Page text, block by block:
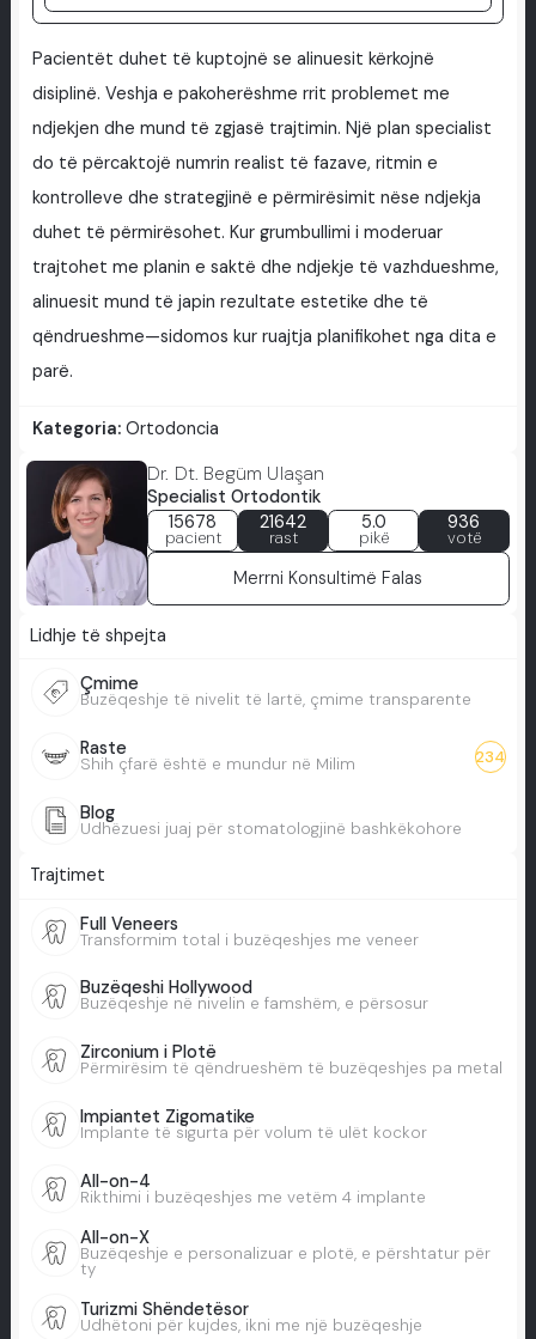
Pacientët duhet të kuptojnë se alinuesit kërkojnë
disiplinë. Veshja e pakoherëshme rrit problemet me
ndjekjen dhe mund të zgjasë trajtimin. Një plan specialist
do të përcaktojë numrin realist të fazave, ritmin e
kontrolleve dhe strategjinë e përmirësimit nëse ndjekja
duhet të përmirësohet. Kur grumbullimi i moderuar
trajtohet me planin e saktë dhe ndjekje të vazhdueshme,
alinuesit mund të japin rezultate estetike dhe të
qëndrueshme—sidomos kur ruajtja planifikohet nga dita e
parë.
Kategoria: Ortodoncia
Dr. Dt. Begüm Ulaşan
Specialist Ortodontik
15678
pacient
21642
rast
5.0
pikë
936
votë
Merrni Konsultimë Falas
Lidhje të shpejta
Çmime
Buzëqeshje të nivelit të lartë, çmime transparente
Raste
Shih çfarë është e mundur në Milim 234
Blog
Udhëzuesi juaj për stomatologjinë bashkëkohore
Trajtimet
Full Veneers
Transformim total i buzëqeshjes me veneer
Buzëqeshi Hollywood
Buzëqeshje në nivelin e famshëm, e përsosur
Zirconium i Plotë
Përmirësim të qëndrueshëm të buzëqeshjes pa metal
Impiantet Zigomatike
Implante të sigurta për volum të ulët kockor
All-on-4
Rikthimi i buzëqeshjes me vetëm 4 implante
All-on-X
Buzëqeshje e personalizuar e plotë, e përshtatur për
ty
Turizmi Shëndetësor
Udhëtoni për kujdes, ikni me një buzëqeshje